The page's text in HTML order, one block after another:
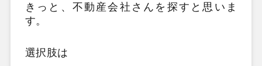
きっと、不動産会社さんを探すと思いま
す。
選択肢は